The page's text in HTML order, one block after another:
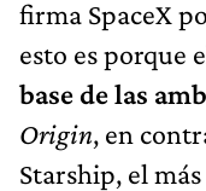
firma SpaceX
esto es porque
base de las
Origin, en
Starship, el